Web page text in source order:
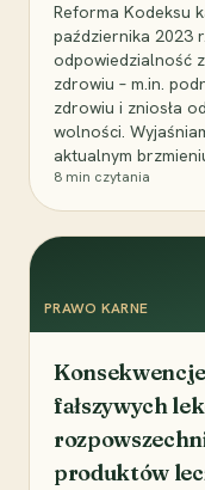
Reforma Kodeksu
października 2023
odpowiedzialność
zdrowiu – m.in.
zdrowiu i zniosła
wolności.
aktualnym
8 min czytania
PRAWO KARNE
fałszywych
produktów